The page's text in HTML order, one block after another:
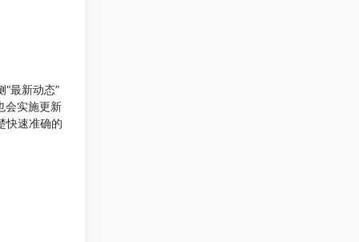
最新动态”
会实施更新
快速准确的